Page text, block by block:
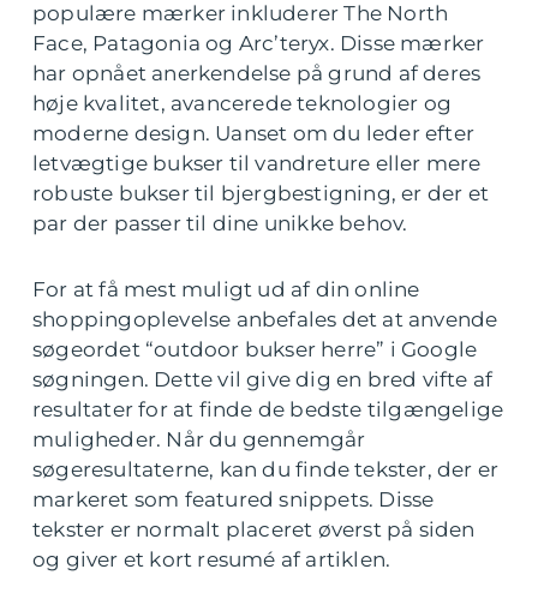
populære mærker inkluderer The North
Face, Patagonia og Arc’teryx. Disse mærker
har opnået anerkendelse på grund af deres
høje kvalitet, avancerede teknologier og
moderne design. Uanset om du leder efter
letvægtige bukser til vandreture eller mere
robuste bukser til bjergbestigning, er der et
par der passer til dine unikke behov.
For at få mest muligt ud af din online
shoppingoplevelse anbefales det at anvende
søgeordet “outdoor bukser herre” i Google
søgningen. Dette vil give dig en bred vifte af
resultater for at finde de bedste tilgængelige
muligheder. Når du gennemgår
søgeresultaterne, kan du finde tekster, der er
markeret som featured snippets. Disse
tekster er normalt placeret øverst på siden
og giver et kort resumé af artiklen.